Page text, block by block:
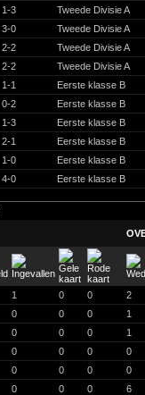
1-3
Tweede Divisie A
3-0
Tweede Divisie A
2-2
Tweede Divisie A
2-2
Tweede Divisie A
1-1
Eerste klasse B
0-2
Eerste klasse B
1-3
Eerste klasse B
2-1
Eerste klasse B
1-0
Eerste klasse B
4-0 Eerste klasse B
1 0 0
2
0 0 0
1
0 0 0
1
0 0 0
0
0 0 0
0
0 0 0
6